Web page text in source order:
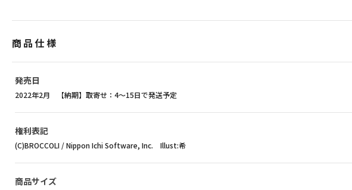
商品仕様
発売日
2022年2月 【納期】取寄せ：4～15日で発送予定
権利表記
(C)BROCCOLI / Nippon Ichi Software, Inc. Illust:希
商品サイズ